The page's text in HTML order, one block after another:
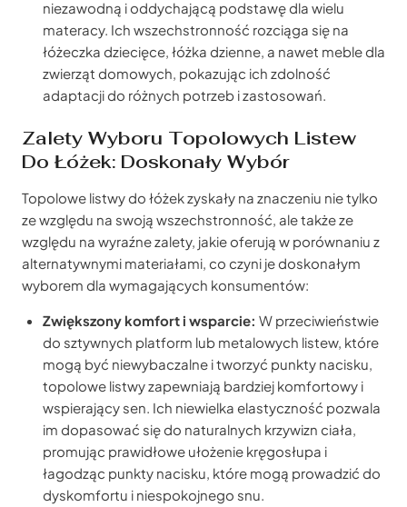
niezawodną i oddychającą podstawę dla wielu
materacy. Ich wszechstronność rozciąga się na
łóżeczka dziecięce, łóżka dzienne, a nawet meble dla
zwierząt domowych, pokazując ich zdolność
adaptacji do różnych potrzeb i zastosowań.
Zalety Wyboru Topolowych Listew
Do Łóżek: Doskonały Wybór
Topolowe listwy do łóżek zyskały na znaczeniu nie tylko
ze względu na swoją wszechstronność, ale także ze
względu na wyraźne zalety, jakie oferują w porównaniu z
alternatywnymi materiałami, co czyni je doskonałym
wyborem dla wymagających konsumentów:
Zwiększony komfort i wsparcie: W przeciwieństwie
do sztywnych platform lub metalowych listew, które
mogą być niewybaczalne i tworzyć punkty nacisku,
topolowe listwy zapewniają bardziej komfortowy i
wspierający sen. Ich niewielka elastyczność pozwala
im dopasować się do naturalnych krzywizn ciała,
promując prawidłowe ułożenie kręgosłupa i
łagodząc punkty nacisku, które mogą prowadzić do
dyskomfortu i niespokojnego snu.